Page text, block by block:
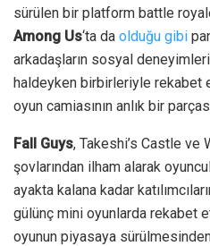
sürülen bir platform battle
Among Us‘ta da olduğu gibi
arkadaşların sosyal
haldeyken birbirleriyle rekabet
oyun camiasının anlık bir
Fall Guys, Takeshi’s Castle ve
şovlarından ilham alarak
ayakta kalana kadar
gülünç mini oyunlarda rekabet
oyunun piyasaya